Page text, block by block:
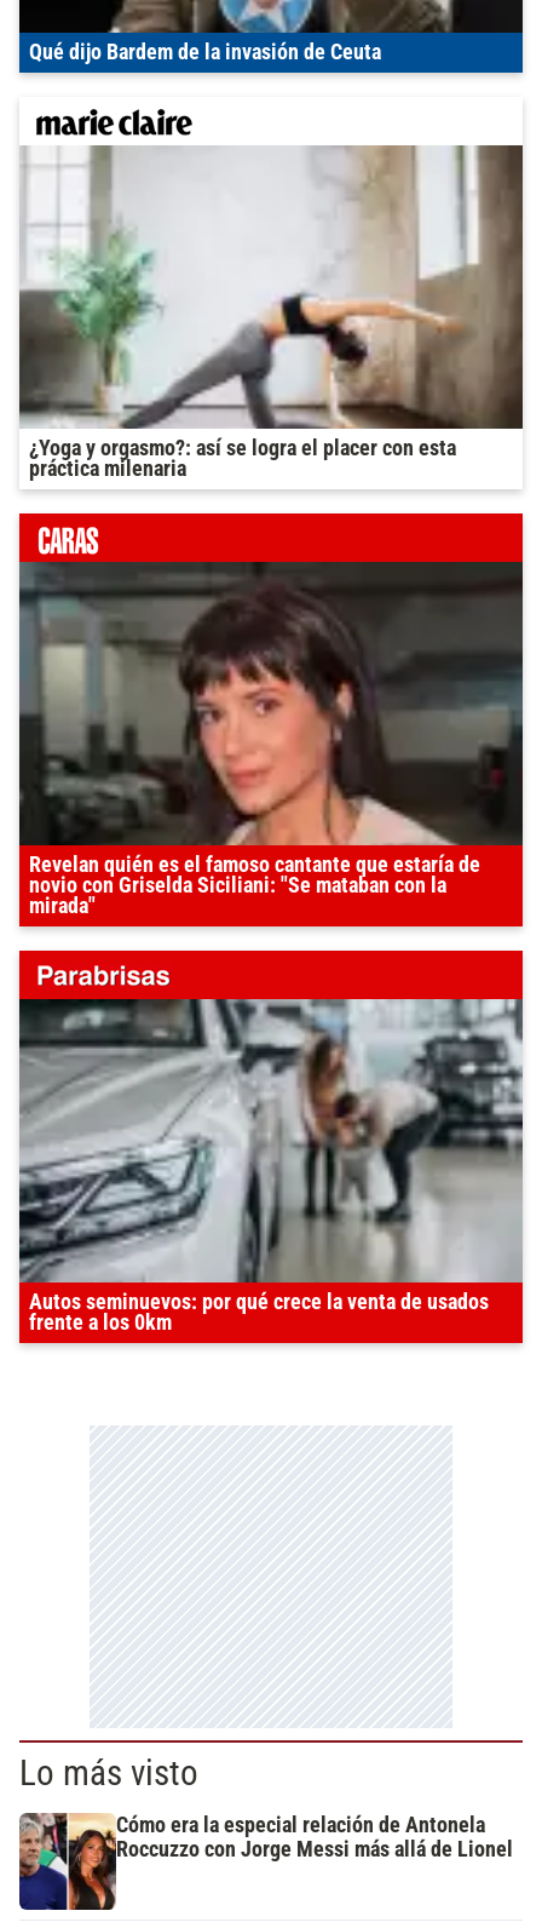
Qué dijo Bardem de la invasión de Ceuta
¿Yoga y orgasmo?: así se logra el placer con esta
práctica milenaria
Revelan quién es el famoso cantante que estaría de
novio con Griselda Siciliani: "Se mataban con la
mirada"
Autos seminuevos: por qué crece la venta de usados
frente a los 0km
Lo más visto
Cómo era la especial relación de Antonela
Roccuzzo con Jorge Messi más allá de Lionel